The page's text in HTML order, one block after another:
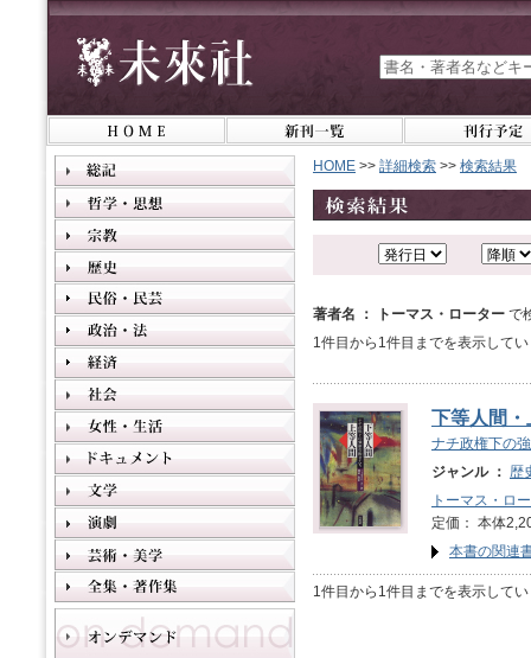
HOME >> 詳細検索 >> 検索結果
著者名 ： トーマス・ローター で
1件目から1件目までを表示して
下等人間・
ナチ政権下の
ジャンル ： 歴
トーマス・ロ
定価： 本体
本書の関連
1件目から1件目までを表示して